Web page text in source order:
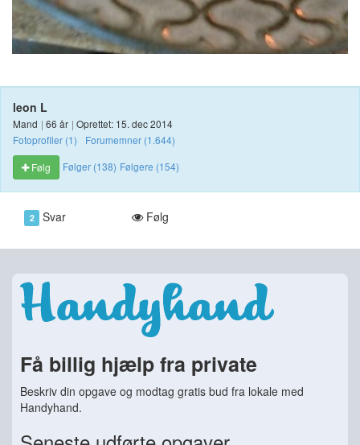
leon L
Mand | 66 år | Oprettet: 15. dec 2014
Fotoprofiler (1)
Forumemner (1.644)
Følg
Følger (138) Følgere (154)
2 Svar Følg
Få billig hjælp fra private
Beskriv din opgave og modtag gratis bud fra lokale med
Handyhand.